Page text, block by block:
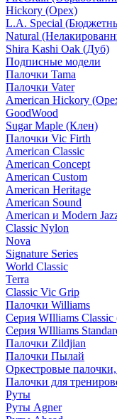
Hickory (Орех)
L.A. Special
Natural
Shira Kashi Oak (Дуб)
Подписные модели
Палочки Tama
Палочки Vater
American Hickory
GoodWood
Sugar Maple (Клен)
Палочки Vic Firth
American Classic
American Concept
American Custom
American Heritage
American Sound
American и Modern
Classic Nylon
Nova
Signature Series
World Classic
Terra
Classic Vic Grip
Палочки Williams
Серия WIlliams
Серия WIlliams
Палочки Zildjian
Палочки Пылай
Оркестровые
Палочки для
Руты
Руты Agner